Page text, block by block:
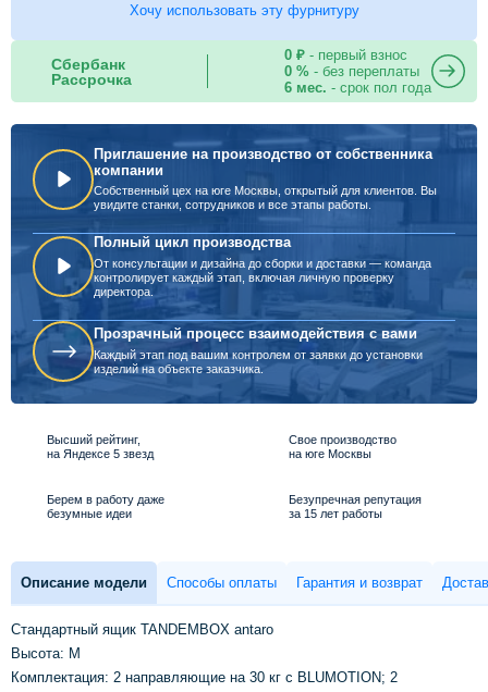
Хочу использовать эту фурнитуру
Сбербанк
Рассрочка
0 ₽- первый взнос
0 %- без переплаты
6 мес. - срок пол года
Приглашение на производство от собственника
компании
Собственный цех на юге Москвы, открытый для клиентов. Вы
увидите станки, сотрудников и все этапы работы.
Полный цикл производства
От консультации и дизайна до сборки и доставки — команда
контролирует каждый этап, включая личную проверку
директора.
Прозрачный процесс взаимодействия с вами
Каждый этап под вашим контролем от заявки до установки
изделий на объекте заказчика.
Высший рейтинг,
на Яндексе 5 звезд
Свое производство
на юге Москвы
Берем в работу даже
безумные идеи
Безупречная репутация
за 15 лет работы
Описание модели Способы оплаты Гарантия и возврат
Стандартный ящик TANDEMBOX antaro
Высота: M
Комплектация: 2 направляющие на 30 кг с BLUMOTION; 2